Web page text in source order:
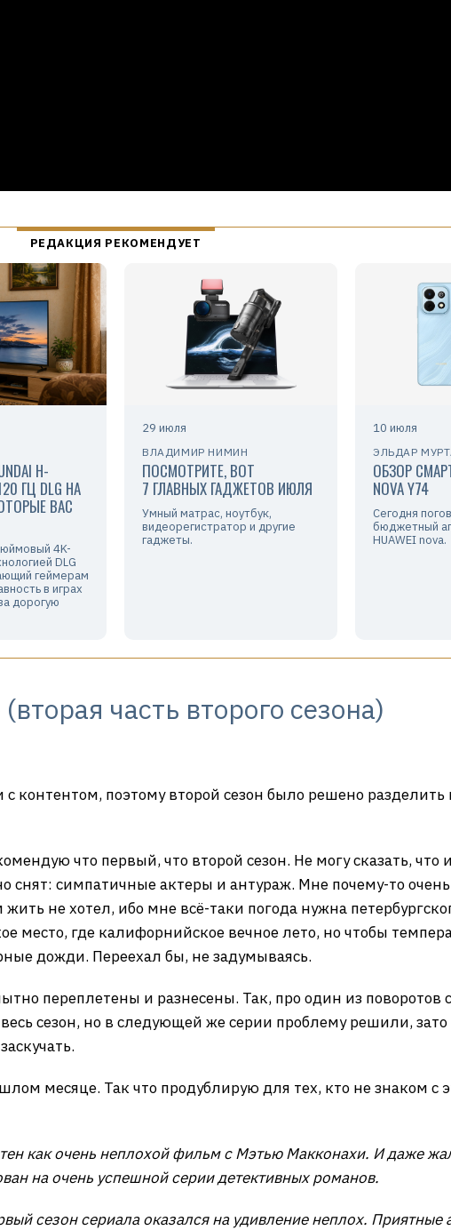
H-
ГЦ DLG НА
ВАС
4K-
DLG
геймерам
в играх
дорогую
29 июля
ВЛАДИМИР НИМИН
ПОСМОТРИТЕ, ВОТ
7 ГЛАВНЫХ ГАДЖЕТОВ ИЮЛЯ
Умный матрас, ноутбук,
видеорегистратор и другие
гаджеты.
10 июля
ЭЛЬДАР
ОБЗОР
NOVA Y74
Сегодня
бюджетный
HUAWEI nova.
часть второго сезона)
контентом, поэтому второй сезон было решено разделить
что первый, что второй сезон. Не могу сказать, что
снят: симпатичные актеры и антураж. Мне почему-то
не хотел, ибо мне всё-таки погода нужна
место, где калифорнийское вечное лето, но чтобы
дожди. Переехал бы, не задумываясь.
переплетены и разнесены. Так, про один из поворотов
сезон, но в следующей же серии проблему решили,
месяце. Так что продублирую для тех, кто не знаком с
как очень неплохой фильм с Мэтью Макконахи. И даже
на очень успешной серии детективных романов.
сезон сериала оказался на удивление неплох. Приятные